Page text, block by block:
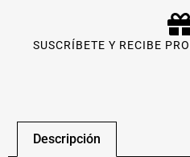
SUSCRÍBETE Y RECIBE
Descripción